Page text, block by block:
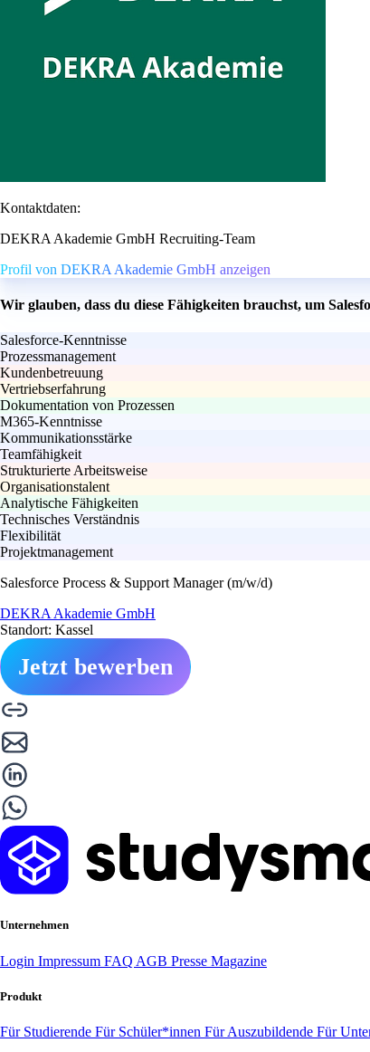
Kontaktdaten:
DEKRA Akademie GmbH Recruiting-Team
Profil von DEKRA Akademie GmbH anzeigen
Wir glauben, dass du diese Fähigkeiten brauchst, um
Salesforce-Kenntnisse
Prozessmanagement
Kundenbetreuung
Vertriebserfahrung
Dokumentation von Prozessen
M365-Kenntnisse
Kommunikationsstärke
Teamfähigkeit
Strukturierte Arbeitsweise
Organisationstalent
Analytische Fähigkeiten
Technisches Verständnis
Flexibilität
Projektmanagement
Salesforce Process & Support Manager (m/w/d)
DEKRA Akademie GmbH
Standort: Kassel
Jetzt bewerben
Unternehmen
Login Impressum FAQ AGB Presse Magazine
Produkt
Für Studierende Für Schüler*innen Für Auszubildende Für